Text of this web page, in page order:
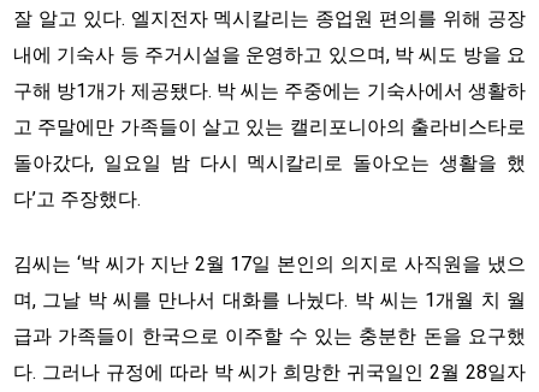
잘 알고 있다. 엘지전자 멕시칼리는 종업원 편의를 위해 공장
내에 기숙사 등 주거시설을 운영하고 있으며, 박 씨도 방을 요
구해 방1개가 제공됐다. 박 씨는 주중에는 기숙사에서 생활하
고 주말에만 가족들이 살고 있는 캘리포니아의 출라비스타로
돌아갔다, 일요일 밤 다시 멕시칼리로 돌아오는 생활을 했
다’고 주장했다.
김씨는 ‘박 씨가 지난 2월 17일 본인의 의지로 사직원을 냈으
며, 그날 박 씨를 만나서 대화를 나눴다. 박 씨는 1개월 치 월
급과 가족들이 한국으로 이주할 수 있는 충분한 돈을 요구했
다. 그러나 규정에 따라 박 씨가 희망한 귀국일인 2월 28일자